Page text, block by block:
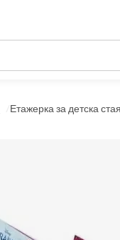
Етажерка за детска